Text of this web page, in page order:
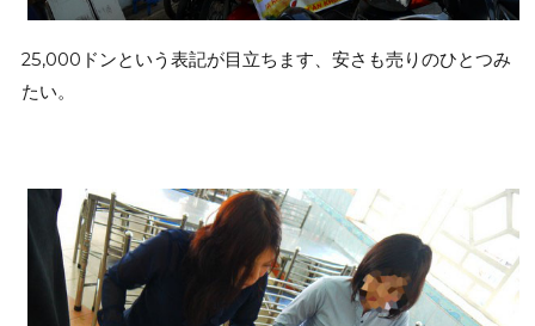
25,000ドンという表記が目立ちます、安さも売りのひとつみ
たい。